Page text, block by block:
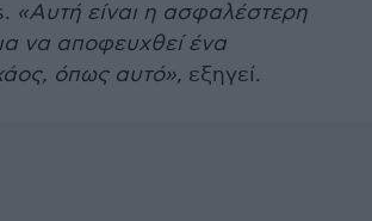
«Αυτή είναι η ασφαλέστερη
να αποφευχθεί ένα
όπως αυτό», εξηγεί.